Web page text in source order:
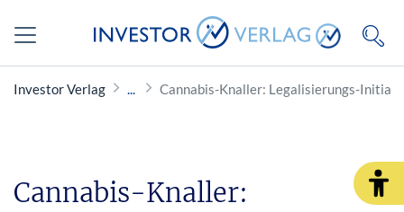
Investor Verlag Cannabis-Knaller: Legalisierungs-
Cannabis-Knaller: